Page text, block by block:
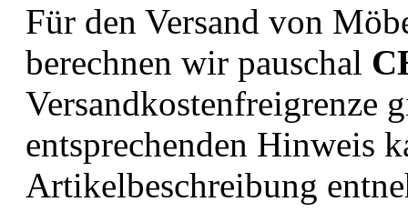
Für den Versand von
berechnen wir pauschal
Versandkostenfreigrenze
entsprechenden Hinweis
Artikelbeschreibung